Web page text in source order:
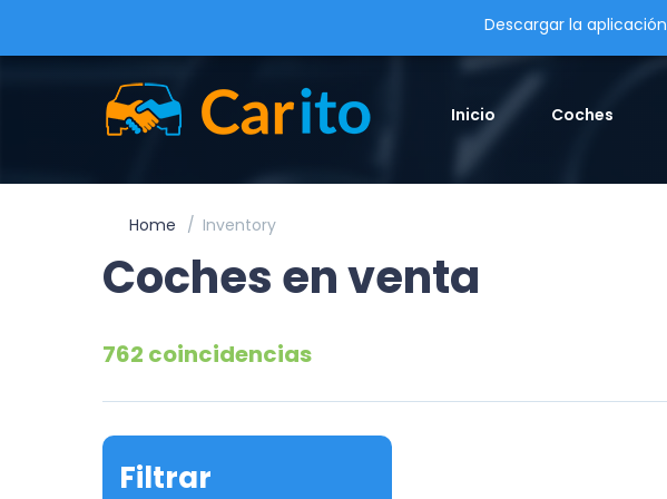
Descargar la aplicación
Inicio Coches
Home Inventory
Coches en venta
762 coincidencias
Filtrar